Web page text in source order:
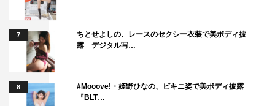
7
ちとせよしの、レースのセクシー衣装で美ボディ披
露 デジタル写…
8
#Mooove!・姫野ひなの、ビキニ姿で美ボディ披露
『BLT…